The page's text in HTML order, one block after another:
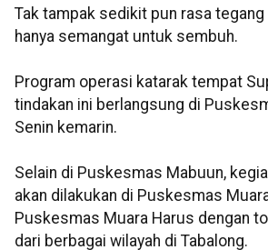
Tak tampak sedikit pun rasa tegang
hanya semangat untuk sembuh.
Program operasi katarak tempat
tindakan ini berlangsung di
Senin kemarin.
Selain di Puskesmas Mabuun,
akan dilakukan di Puskesmas
Puskesmas Muara Harus dengan
dari berbagai wilayah di Tabalong.